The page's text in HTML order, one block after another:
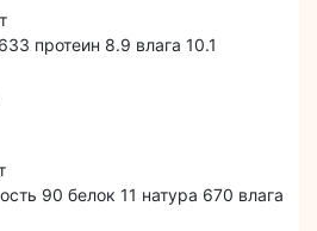
протеин 8.9 влага 10.1
90 белок 11 натура 670 влага